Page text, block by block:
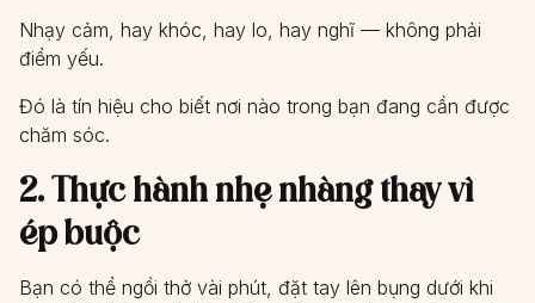
Nhạy cảm, hay khóc, hay lo, hay nghĩ — không phải
điểm yếu.
Đó là tín hiệu cho biết nơi nào trong bạn đang cần được
chăm sóc.
2. Thực hành nhẹ nhàng thay vì
ép buộc
Bạn có thể ngồi thở vài phút, đặt tay lên bụng dưới khi